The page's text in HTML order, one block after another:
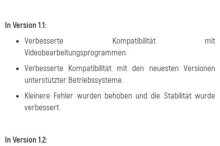
In Version 1.1:
Verbesserte Kompatibilität mit
Videobearbeitungsprogrammen.
Verbesserte Kompatibilität mit den neuesten Versionen
unterstützter Betriebssysteme.
Kleinere Fehler wurden behoben und die Stabilität wurde
verbessert.
In Version 1.2: